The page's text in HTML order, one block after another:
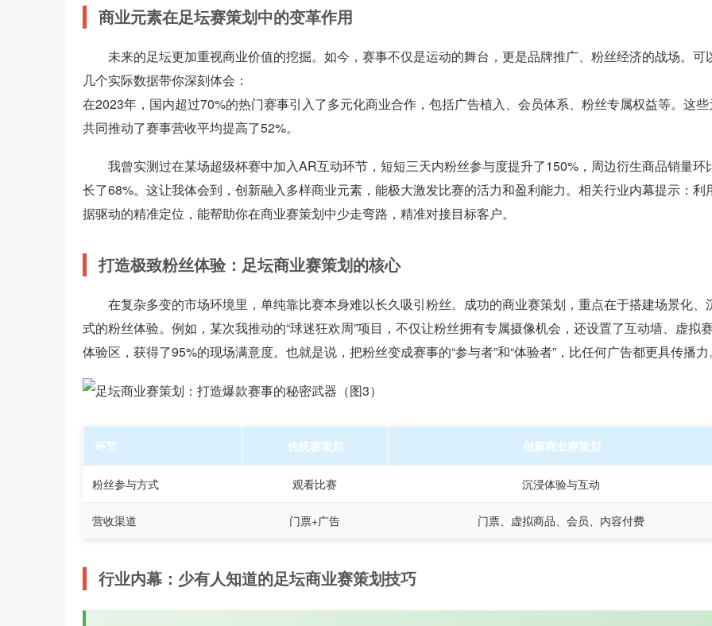
商业元素在足坛赛策划中的变革作用
未来的足坛更加重视商业价值的挖掘。如今，赛事不仅是运动的舞台，更是品牌推广、粉丝经济的战场。可
几个实际数据带你深刻体会：
在2023年，国内超过70%的热门赛事引入了多元化商业合作，包括广告植入、会员体系、粉丝专属权益等。这
共同推动了赛事营收平均提高了52%。
我曾实测过在某场超级杯赛中加入AR互动环节，短短三天内粉丝参与度提升了150%，周边衍生商品销量环
长了68%。这让我体会到，创新融入多样商业元素，能极大激发比赛的活力和盈利能力。相关行业内幕提示：利
据驱动的精准定位，能帮助你在商业赛策划中少走弯路，精准对接目标客户。
打造极致粉丝体验：足坛商业赛策划的核心
在复杂多变的市场环境里，单纯靠比赛本身难以长久吸引粉丝。成功的商业赛策划，重点在于搭建场景化、
式的粉丝体验。例如，某次我推动的“球迷狂欢周”项目，不仅让粉丝拥有专属摄像机会，还设置了互动墙、虚拟
体验区，获得了95%的现场满意度。也就是说，把粉丝变成赛事的“参与者”和“体验者”，比任何广告都更具传播
环节 传统赛策划 创新商业赛策划
粉丝参与方式 观看比赛 沉浸体验与互动
营收渠道 门票+广告 门票、虚拟商品、会员、内容付费
行业内幕：少有人知道的足坛商业赛策划技巧